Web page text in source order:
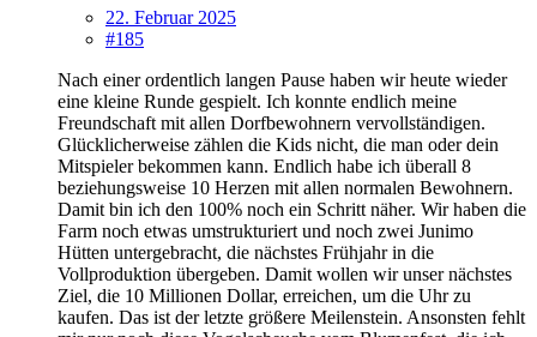
22. Februar 2025
#185
Nach einer ordentlich langen Pause haben wir heute wieder
eine kleine Runde gespielt. Ich konnte endlich meine
Freundschaft mit allen Dorfbewohnern vervollständigen.
Glücklicherweise zählen die Kids nicht, die man oder dein
Mitspieler bekommen kann. Endlich habe ich überall 8
beziehungsweise 10 Herzen mit allen normalen Bewohnern.
Damit bin ich den 100% noch ein Schritt näher. Wir haben die
Farm noch etwas umstrukturiert und noch zwei Junimo
Hütten untergebracht, die nächstes Frühjahr in die
Vollproduktion übergeben. Damit wollen wir unser nächstes
Ziel, die 10 Millionen Dollar, erreichen, um die Uhr zu
kaufen. Das ist der letzte größere Meilenstein. Ansonsten fehlt